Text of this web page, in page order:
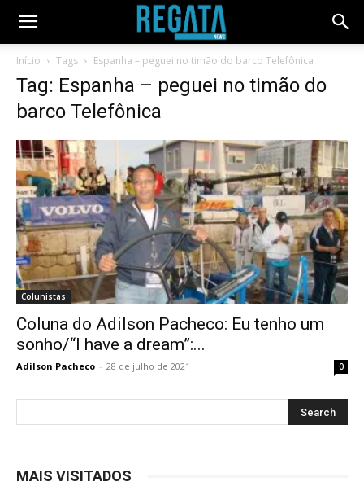
Início Tags Espanha – peguei no timão do barco Telefônica
Tag: Espanha – peguei no timão do
barco Telefônica
Colunistas
Coluna do Adilson Pacheco: Eu tenho um
sonho/“I have a dream”:...
Adilson Pacheco - 28 de julho de 2021 0
MAIS VISITADOS